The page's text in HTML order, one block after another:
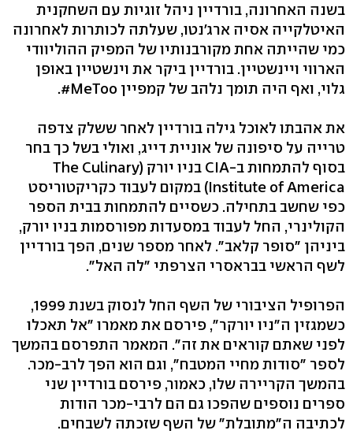
בשנה האחרונה, בורדיין ניהל זוגיות עם השחקנית
האיטלקייה אסיה ארג'נטו, שעלתה לכותרות לאחרונה
כמי שהייתה אחת מקורבנותיו של המפיק ההוליוודי
הארווי ויינשטיין. בורדיין ביקר את וינשטיין באופן
גלוי, ואף היה תומך נלהב של קמפיין MeToo#.
את אהבתו לאוכל גילה בורדיין לאחר ששלק צדפה
טרייה על סיפונה של אוניית דייג, ואולי בשל כך בחר
בסוף להתמחות ב-CIA בניו יורק (The Culinary
Institute of America) במקום לעבוד כקריקטוריסט
כפי שחשב בתחילה. כשסיים להתמחות בבית הספר
הקולינרי, החל לעבוד במסעדות מפורסמות בניו יורק,
ביניהן "סופר קלאב". לאחר מספר שנים, הפך בורדיין
לשף הראשי בבראסרי הצרפתי "לה האל".
הפרופיל הציבורי של השף החל לנסוק בשנת 1999,
כשמגזין ה"ניו יורקר", פירסם את מאמרו "אל תאכלו
לפני שאתם קוראים את זה". המאמר התפרסם בהמשך
לספר "סודות מחיי המטבח", וגם הוא הפך לרב-מכר.
בהמשך הקריירה שלו, כאמור, פירסם בורדיין שני
ספרים נוספים שהפכו גם הם לרבי-מכר הודות
לכתיבה ה"מתובלת" של השף שזכתה לשבחים.